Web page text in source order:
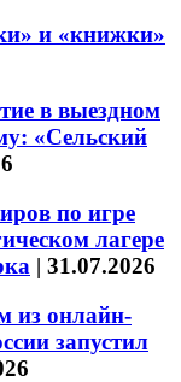
и «книжки»
в выездном
«Сельский
по игре
лагере
| 31.07.2026
из онлайн-
запустил